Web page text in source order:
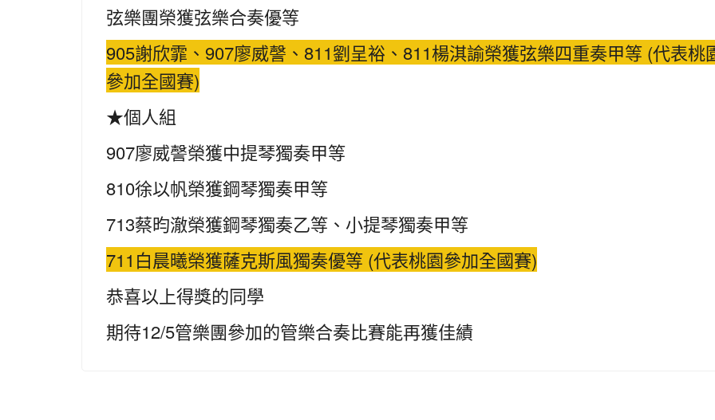
弦樂團榮獲弦樂合奏優等
905謝欣霏、907廖威謦、811劉呈裕、811楊淇諭榮獲弦樂四重奏甲等 (代表桃
參加全國賽)
★個人組
907廖威謦榮獲中提琴獨奏甲等
810徐以帆榮獲鋼琴獨奏甲等
713蔡昀澈榮獲鋼琴獨奏乙等、小提琴獨奏甲等
711白晨曦榮獲薩克斯風獨奏優等 (代表桃園參加全國賽)
恭喜以上得獎的同學
期待12/5管樂團參加的管樂合奏比賽能再獲佳績